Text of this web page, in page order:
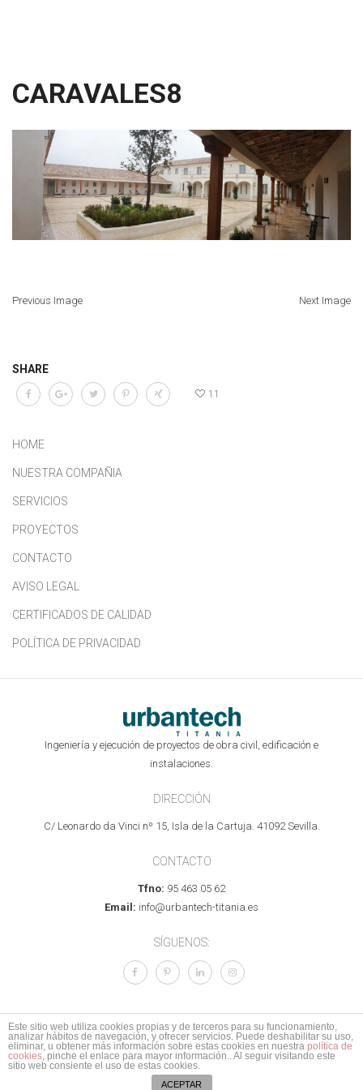
CARAVALES8
Previous Image Next Image
SHARE
11
HOME
NUESTRA COMPAÑIA
SERVICIOS
PROYECTOS
CONTACTO
AVISO LEGAL
CERTIFICADOS DE CALIDAD
POLÍTICA DE PRIVACIDAD
Ingeniería y ejecución de proyectos de obra civil, edificación e
instalaciones.
DIRECCIÓN
C/ Leonardo da Vinci nº 15, Isla de la Cartuja. 41092 Sevilla.
CONTACTO
Tfno: 95 463 05 62
Email: info@urbantech-titania.es
SÍGUENOS:
© 2017 Todos los derechos reservados.Aviso legalIPolítica de PrivacidadI
Mapa del sitioIPolítica de calidad
Este sitio web utiliza cookies propias y de terceros para su funcionamiento,
analizar hábitos de navegación, y ofrecer servicios. Puede deshabilitar su uso,
eliminar, u obtener más información sobre estas cookies en nuestra política de
cookies, pinche el enlace para mayor información.. Al seguir visitando este
sitio web consiente el uso de estas cookies.
ACEPTAR